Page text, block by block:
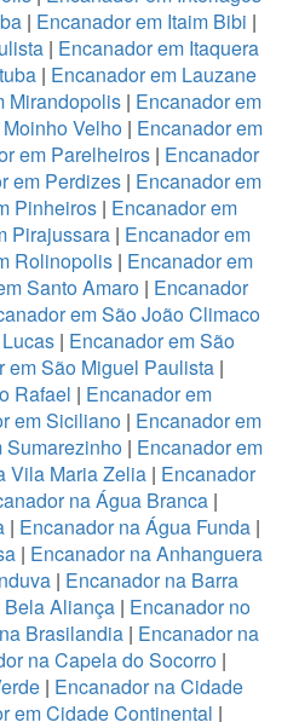
| Encanador em Itaim Bibi |
| Encanador em Itaquera
| Encanador em Lauzane
Mirandopolis | Encanador em
Velho | Encanador em
em Parelheiros| Encanador
em Perdizes | Encanador em
Pinheiros | Encanador em
Pirajussara | Encanador em
Rolinopolis | Encanador em
Santo Amaro| Encanador
em São João Climaco
| Encanador em São
em São Miguel Paulista|
Rafael | Encanador em
em Siciliano| Encanador em
Sumarezinho| Encanador em
Vila Maria Zelia | Encanador
na Água Branca |
| Encanador na Água Funda |
| Encanador na Anhanguera
| Encanador na Barra
Aliança | Encanador no
Brasilandia | Encanador na
na Capela do Socorro |
| Encanador na Cidade
em Cidade Continental |